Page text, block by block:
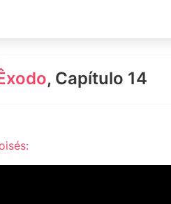
, Capítulo 14